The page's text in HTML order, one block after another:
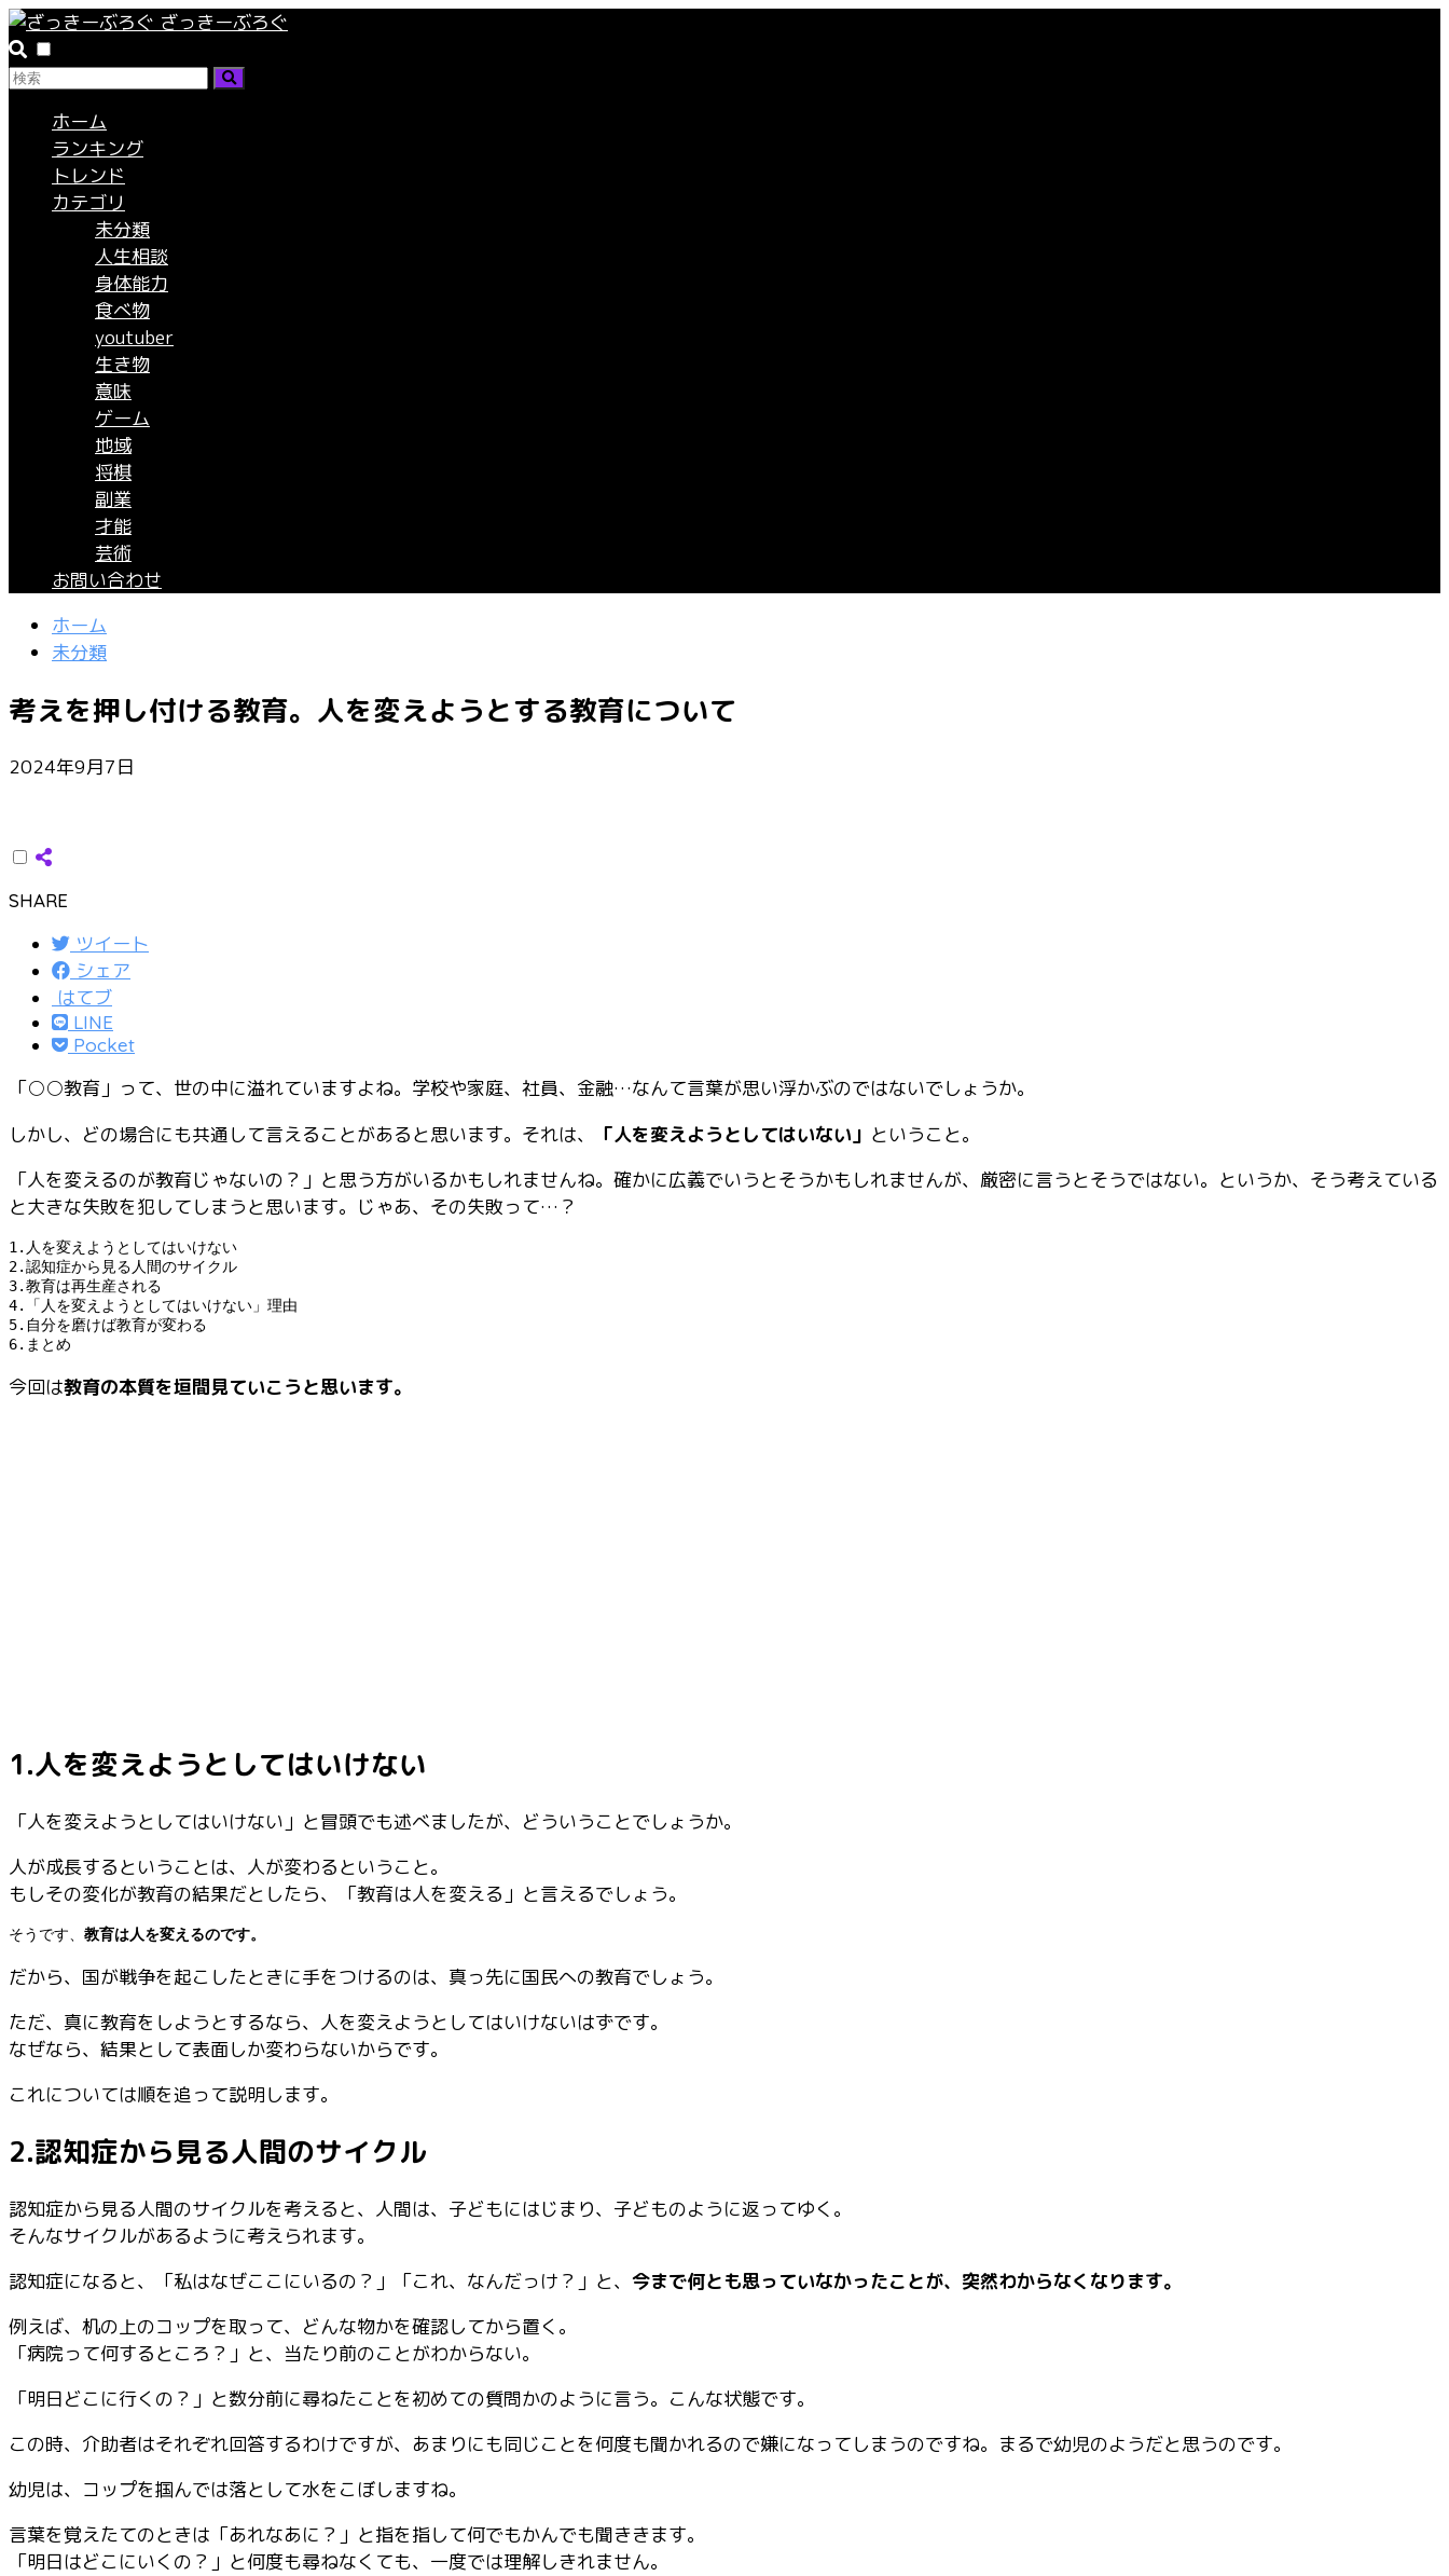
ざっきーぶろぐ
ホーム
ランキング
トレンド
カテゴリ
未分類
人生相談
身体能力
食べ物
youtuber
生き物
意味
ゲーム
地域
将棋
副業
才能
芸術
お問い合わせ
ホーム
未分類
考えを押し付ける教育。人を変えようとする教育について
2024年9月7日
SHARE
ツイート
シェア
はてブ
LINE
Pocket
「○○教育」って、世の中に溢れていますよね。学校や家庭、社員、金融…なんて言葉が思い浮かぶのではないでしょうか。
しかし、どの場合にも共通して言えることがあると思います。それは、
「人を変えようとしてはいない」 ということ。
「人を変えるのが教育じゃないの？」と思う方がいるかもしれませんね。確かに広義でいうとそうかもしれませんが、厳密に言うとそうではない。というか、そう考えている
と大きな失敗を犯してしまうと思います。じゃあ、その失敗って…？
1.人を変えようとしてはいけない
2.認知症から見る人間のサイクル
3.教育は再生産される
4.「人を変えようとしてはいけない」理由
5.自分を磨けば教育が変わる
6.まとめ
今回は教育の本質を垣間見ていこうと思います。
1.人を変えようとしてはいけない
「人を変えようとしてはいけない」と冒頭でも述べましたが、どういうことでしょうか。
人が成長するということは、人が変わるということ。
もしその変化が教育の結果だとしたら、「教育は人を変える」と言えるでしょう。
そうです、 教育は人を変えるのです。
だから、国が戦争を起こしたときに手をつけるのは、真っ先に国民への教育でしょう。
ただ、真に教育をしようとするなら、人を変えようとしてはいけないはずです。
なぜなら、結果として表面しか変わらないからです。
これについては順を追って説明します。
2.認知症から見る人間のサイクル
認知症から見る人間のサイクルを考えると、人間は、子どもにはじまり、子どものように返ってゆく。
そんなサイクルがあるように考えられます。
認知症になると、「私はなぜここにいるの？」「これ、なんだっけ？」と、 今まで何とも思っていなかったことが、突然わからなくなります。
例えば、机の上のコップを取って、どんな物かを確認してから置く。
「病院って何するところ？」と、当たり前のことがわからない。
「明日どこに行くの？」と数分前に尋ねたことを初めての質問かのように言う。こんな状態です。
この時、介助者はそれぞれ回答するわけですが、あまりにも同じことを何度も聞かれるので嫌になってしまうのですね。まるで幼児のようだと思うのです。
幼児は、コップを掴んでは落として水をこぼしますね。
言葉を覚えたてのときは「あれなあに？」と指を指して何でもかんでも聞ききます。
「明日はどこにいくの？」と何度も尋ねなくても、一度では理解しきれません。